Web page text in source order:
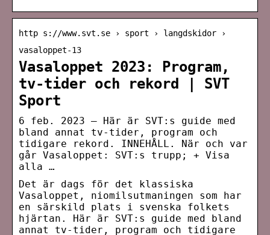
http s://www.svt.se › sport › langdskidor ›
vasaloppet-13
Vasaloppet 2023: Program,
tv-tider och rekord | SVT
Sport
6 feb. 2023 — Här är SVT:s guide med
bland annat tv-tider, program och
tidigare rekord. INNEHÅLL. När och var
går Vasaloppet: SVT:s trupp; + Visa
alla …
Det är dags för det klassiska
Vasaloppet, niomilsutmaningen som har
en särskild plats i svenska folkets
hjärtan. Här är SVT:s guide med bland
annat tv-tider, program och tidigare